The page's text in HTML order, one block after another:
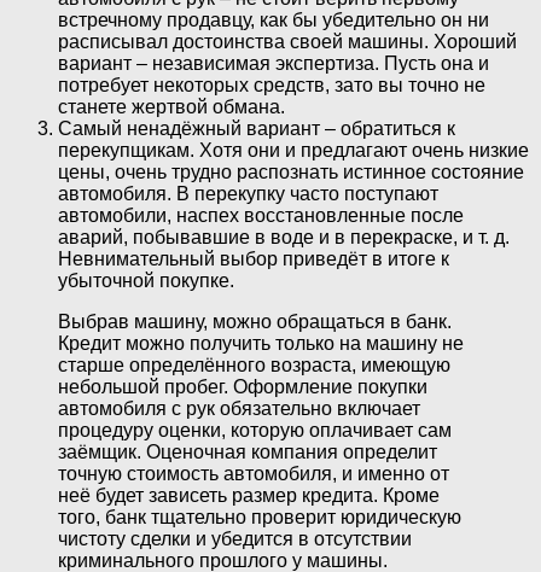
встречному продавцу, как бы убедительно он ни
расписывал достоинства своей машины. Хороший
вариант – независимая экспертиза. Пусть она и
потребует некоторых средств, зато вы точно не
станете жертвой обмана.
Самый ненадёжный вариант – обратиться к
перекупщикам. Хотя они и предлагают очень низкие
цены, очень трудно распознать истинное состояние
автомобиля. В перекупку часто поступают
автомобили, наспех восстановленные после
аварий, побывавшие в воде и в перекраске, и т. д.
Невнимательный выбор приведёт в итоге к
убыточной покупке.
Выбрав машину, можно обращаться в банк.
Кредит можно получить только на машину не
старше определённого возраста, имеющую
небольшой пробег. Оформление покупки
автомобиля с рук обязательно включает
процедуру оценки, которую оплачивает сам
заёмщик. Оценочная компания определит
точную стоимость автомобиля, и именно от
неё будет зависеть размер кредита. Кроме
того, банк тщательно проверит юридическую
чистоту сделки и убедится в отсутствии
криминального прошлого у машины.